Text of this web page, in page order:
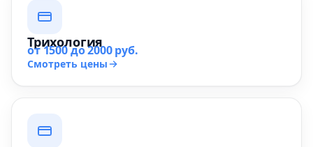
Трихология
от 1500 до 2000 руб.
Смотреть цены